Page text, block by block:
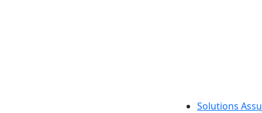
Solutions